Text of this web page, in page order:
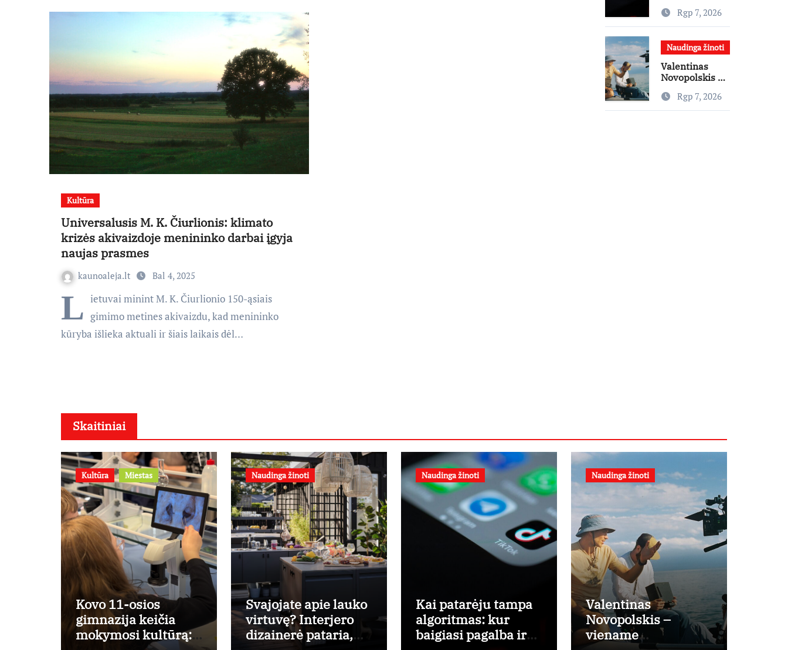
Kultūra
Universalusis M. K. Čiurlionis: klimato
krizės akivaizdoje menininko darbai įgyja
naujas prasmes
kaunoaleja.lt Bal 4, 2025
L ietuvai minint M. K. Čiurlionio 150-ąsiais
gimimo metines akivaizdu, kad menininko
kūryba išlieka aktuali ir šiais laikais dėl…
baigiasi
pagalba ir
prasideda
reklama?
Rgp 7, 2026
Naudinga žinoti
Valentinas
Novopolskis –
pagrindinių
vaidmenų
Rgp 7, 2026
Skaitiniai
Kultūra Miestas
Kovo 11-osios
gimnazija keičia
mokymosi kultūrą:
Naudinga žinoti
Svajojate apie lauko
virtuvę? Interjero
dizainerė pataria,
Naudinga žinoti
Kai patarėju tampa
algoritmas: kur
baigiasi pagalba ir
Naudinga žinoti
Valentinas
Novopolskis –
viename